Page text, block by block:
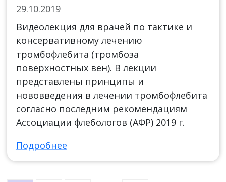
29.10.2019
Видеолекция для врачей по тактике и
консервативному лечению
тромбофлебита (тромбоза
поверхностных вен). В лекции
представлены принципы и
нововведения в лечении тромбофлебита
согласно последним рекомендациям
Ассоциации флебологов (АФР) 2019 г.
Подробнее